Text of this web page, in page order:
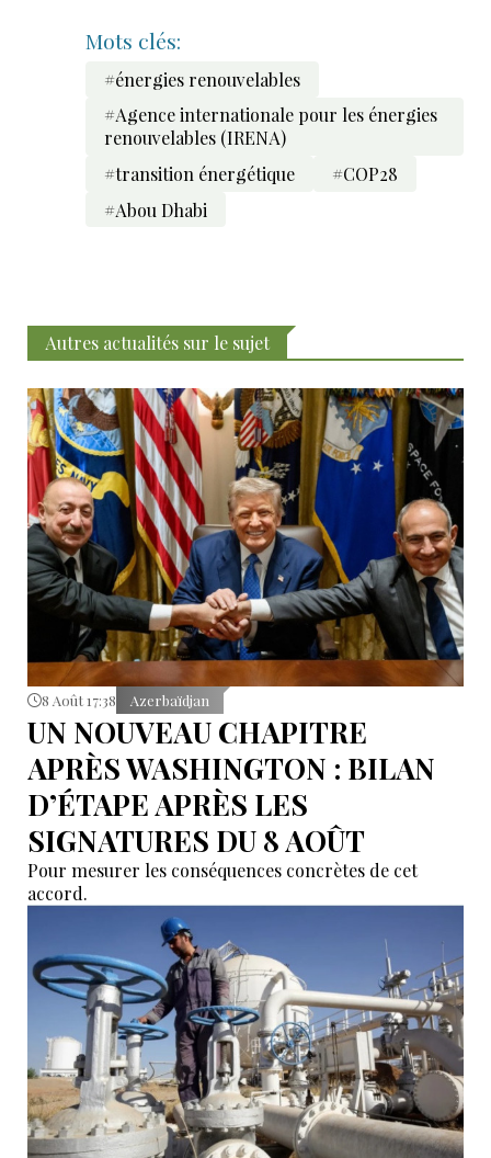
Mots clés:
#énergies renouvelables
#Agence internationale pour les énergies
renouvelables (IRENA)
#transition énergétique
#COP28
#Abou Dhabi
Autres actualités sur le sujet
8 Août 17:38 Azerbaïdjan
UN NOUVEAU CHAPITRE
APRÈS WASHINGTON : BILAN
D’ÉTAPE APRÈS LES
SIGNATURES DU 8 AOÛT
Pour mesurer les conséquences concrètes de cet
accord.